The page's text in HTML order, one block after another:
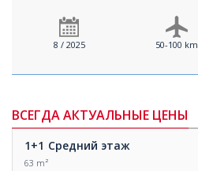
8 / 2025 50-100 km
ВСЕГДА АКТУАЛЬНЫЕ ЦЕНЫ
1+1 Средний этаж
63 m²